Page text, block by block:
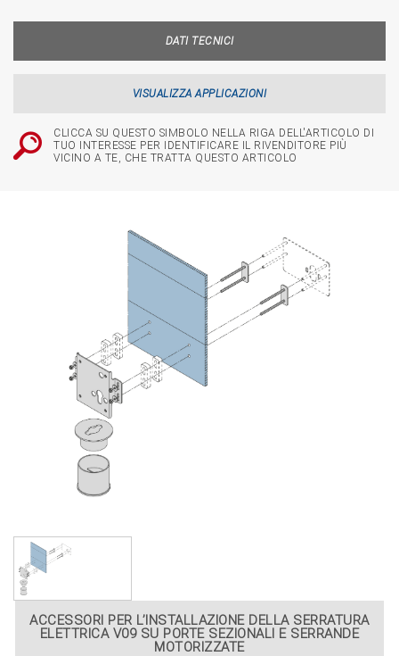
DATI TECNICI
VISUALIZZA APPLICAZIONI
CLICCA SU QUESTO SIMBOLO NELLA RIGA DELL'ARTICOLO DI
TUO INTERESSE PER IDENTIFICARE IL RIVENDITORE PIÙ
VICINO A TE, CHE TRATTA QUESTO ARTICOLO
ACCESSORI PER L’INSTALLAZIONE DELLA SERRATURA
ELETTRICA V09 SU PORTE SEZIONALI E SERRANDE
MOTORIZZATE